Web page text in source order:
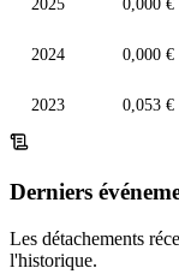
2025 0,000 €
2024 0,000 €
2023 0,053 €
Derniers
Les détachements
l'historique.